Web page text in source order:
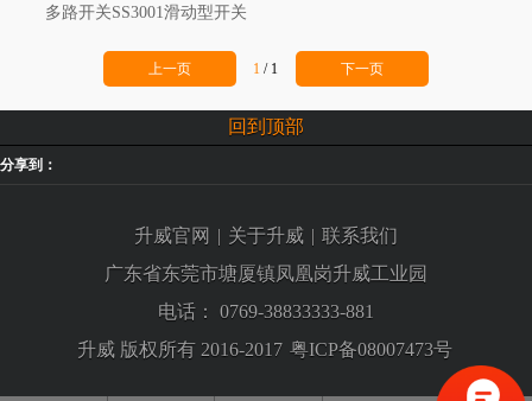
多路开关SS3001滑动型开关
上一页 1 / 1 下一页
回到顶部
分享到：
升威官网 | 关于升威 | 联系我们
广东省东莞市塘厦镇凤凰岗升威工业园
电话： 0769-38833333-881
升威 版权所有 2016-2017 粤ICP备08007473号